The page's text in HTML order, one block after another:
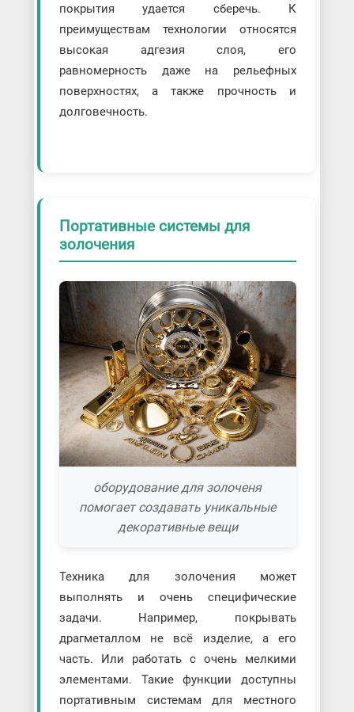
покрытия удается сберечь. К
преимуществам технологии относятся
высокая адгезия слоя, его
равномерность даже на рельефных
поверхностях, а также прочность и
долговечность.
Портативные системы для
золочения
оборудование для золоченя
помогает создавать уникальные
декоративные вещи
Техника для золочения может
выполнять и очень специфические
задачи. Например, покрывать
драгметаллом не всё изделие, а его
часть. Или работать с очень мелкими
элементами. Такие функции доступны
портативным системам для местного